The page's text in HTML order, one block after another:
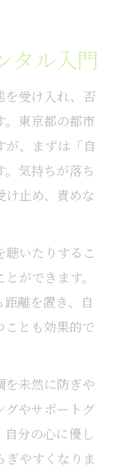
タル入門
を受け入れ、否
。東京都の都市
が、まずは「自
気持ちが落ち
止め、責めな
いたりするこ
ができます。
離を置き、自
ことも効果的で
を未然に防ぎや
グやサポートグ
分の心に優し
ぎやすくなりま